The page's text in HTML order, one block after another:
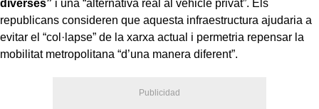
diverses” i una “alternativa real al vehicle privat”. Els
republicans consideren que aquesta infraestructura ajudaria a
evitar el “col·lapse” de la xarxa actual i permetria repensar la
mobilitat metropolitana “d’una manera diferent”.